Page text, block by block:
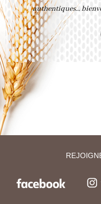
authentiques…